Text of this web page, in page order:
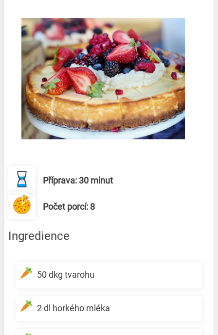
Příprava: 30 minut
Počet porcí: 8
Ingredience
50 dkg tvarohu
2 dl horkého mléka